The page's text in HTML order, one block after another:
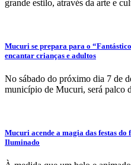
grande estilo, através da arte e
Mucuri se prepara para o
encantar crianças e adultos
No sábado do próximo dia 7 de
município de Mucuri, será palco
Mucuri acende a magia das festas do
Iluminado